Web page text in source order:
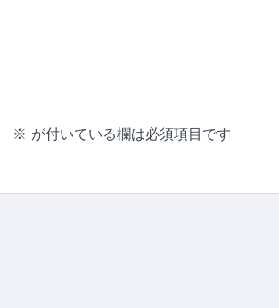
※ が付いている欄は必須項目です